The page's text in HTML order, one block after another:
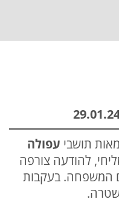
תושבי עפולה
להודעה צורפה
המשפחה. בעקבות